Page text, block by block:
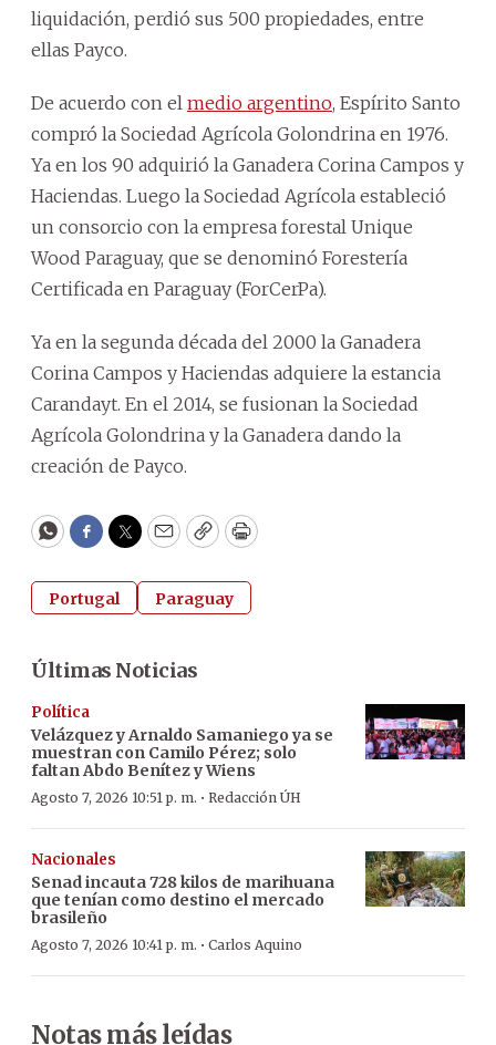
liquidación, perdió sus 500 propiedades, entre
ellas Payco.
De acuerdo con el medio argentino, Espírito Santo
compró la Sociedad Agrícola Golondrina en 1976.
Ya en los 90 adquirió la Ganadera Corina Campos y
Haciendas. Luego la Sociedad Agrícola estableció
un consorcio con la empresa forestal Unique
Wood Paraguay, que se denominó Forestería
Certificada en Paraguay (ForCerPa).
Ya en la segunda década del 2000 la Ganadera
Corina Campos y Haciendas adquiere la estancia
Carandayt. En el 2014, se fusionan la Sociedad
Agrícola Golondrina y la Ganadera dando la
creación de Payco.
WhatsApp
Facebook
Twitter
EmailCopyPrint
Portugal Paraguay
Últimas Noticias
Política
Velázquez y Arnaldo Samaniego ya se
muestran con Camilo Pérez; solo
faltan Abdo Benítez y Wiens
Agosto 7, 2026 10:51 p. m. · Redacción ÚH
Nacionales
Senad incauta 728 kilos de marihuana
que tenían como destino el mercado
brasileño
Agosto 7, 2026 10:41 p. m. · Carlos Aquino
Notas más leídas